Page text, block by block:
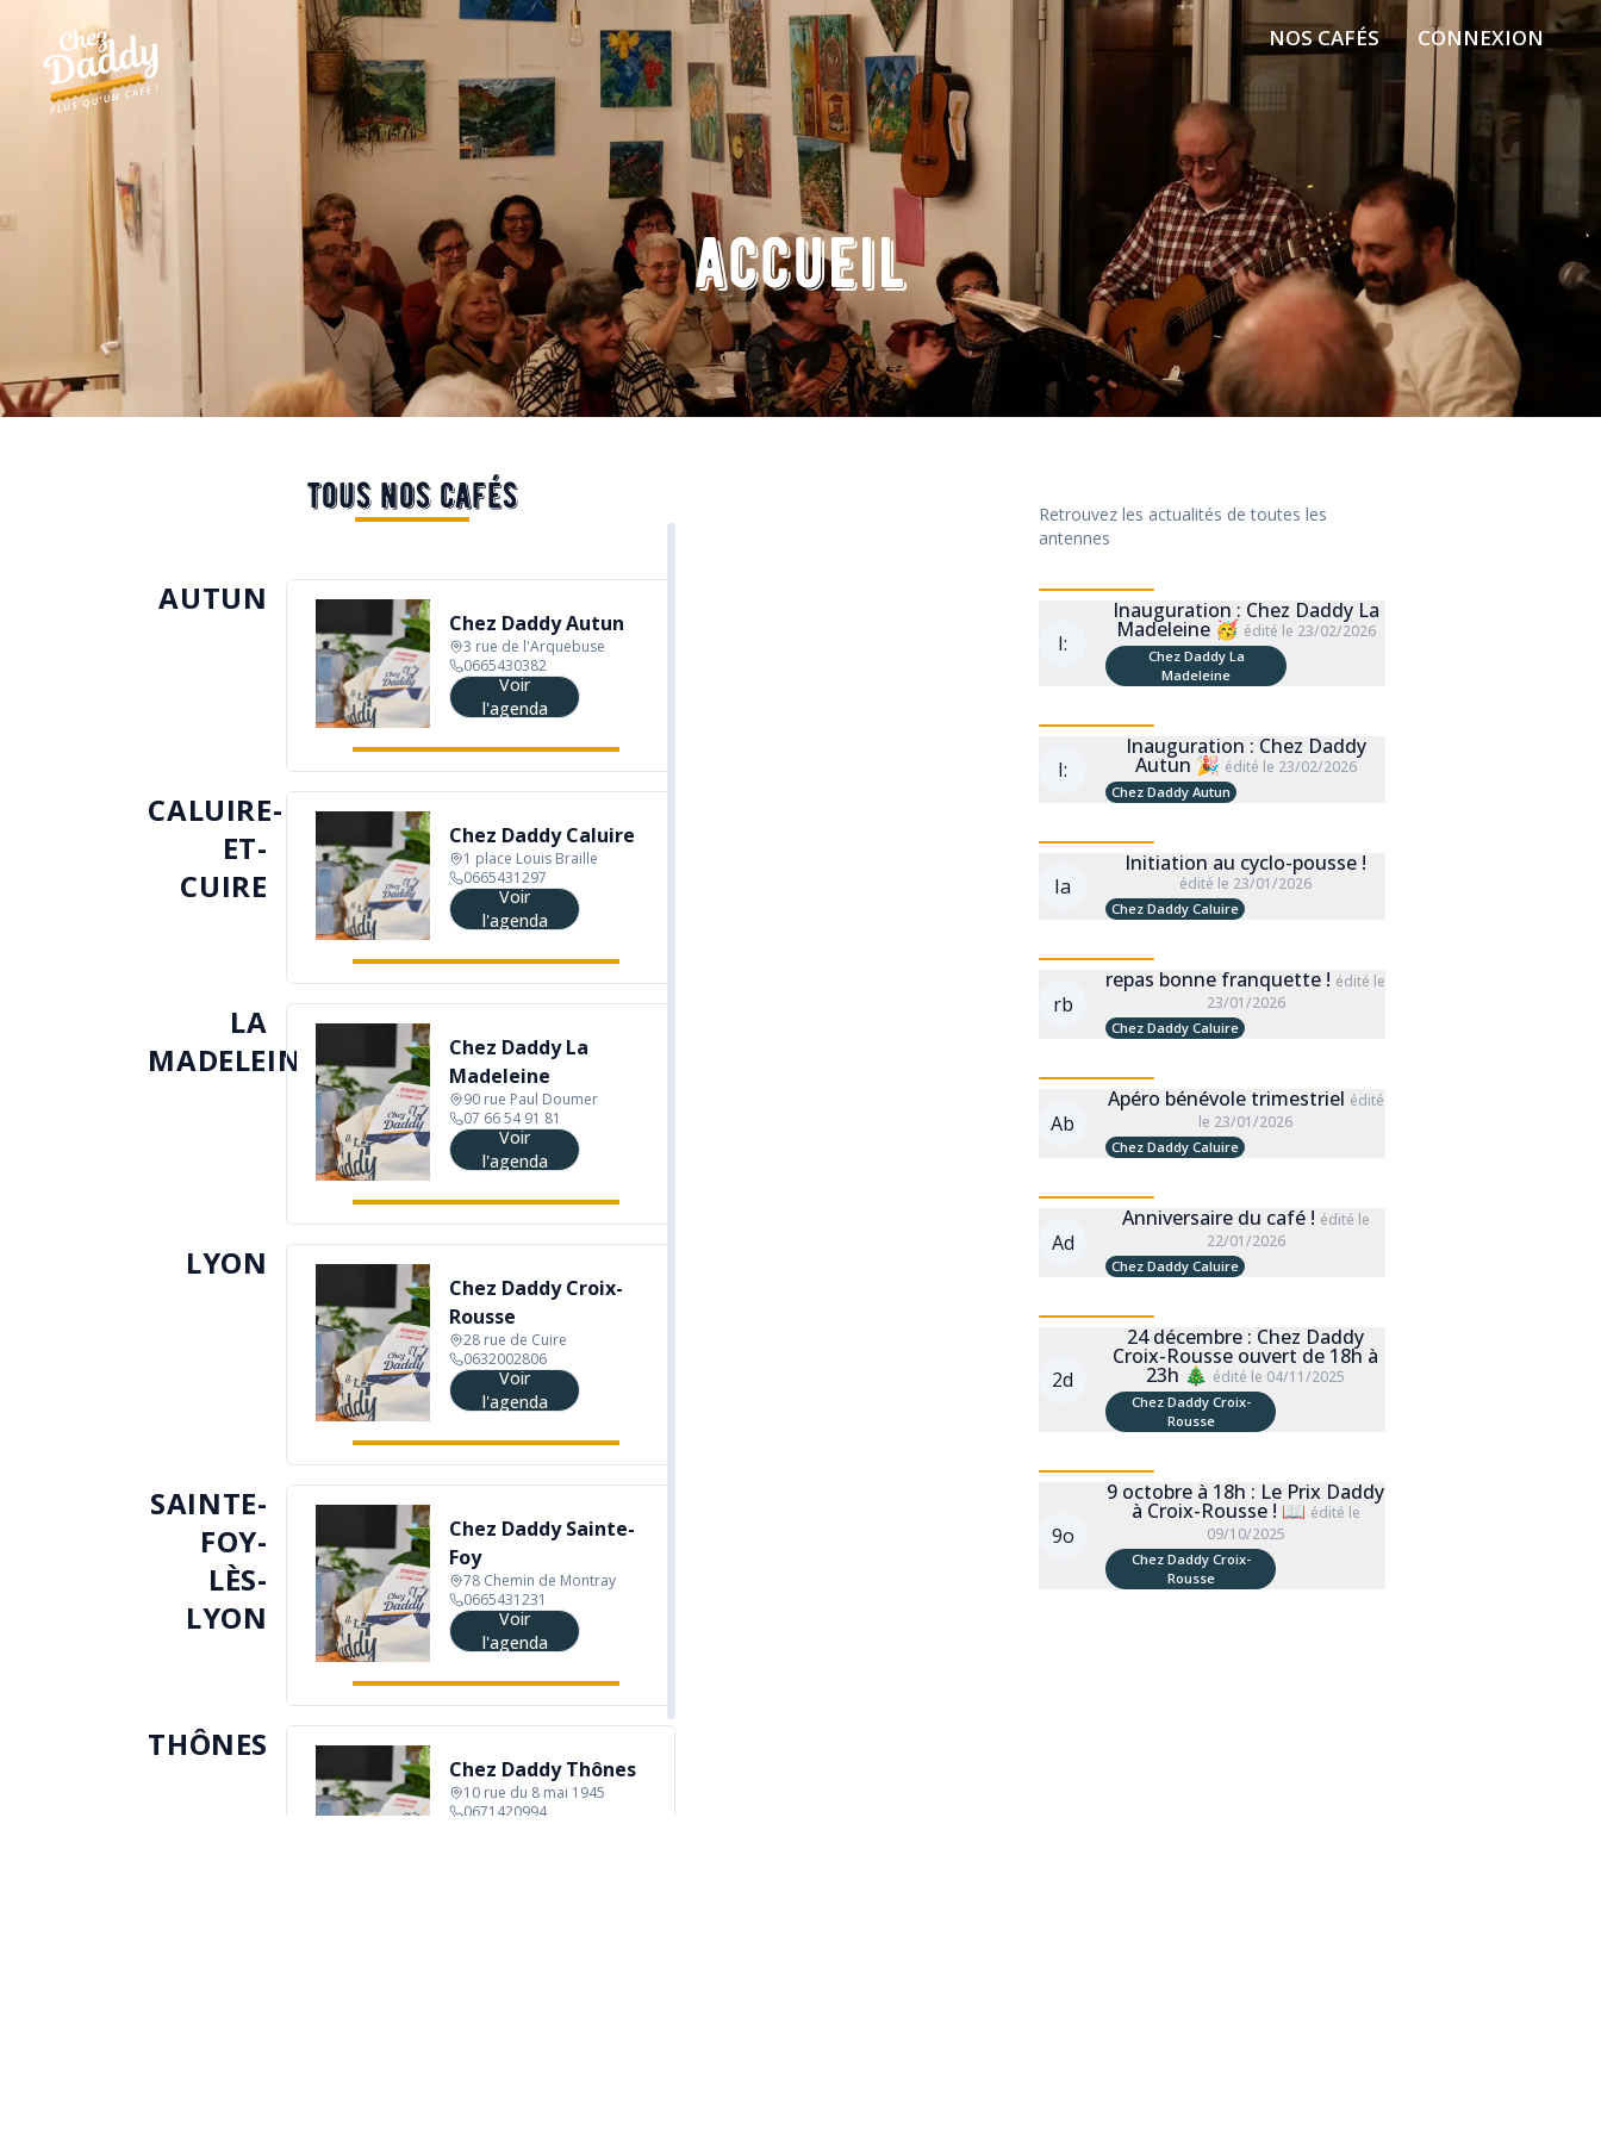
NOS CAFÉS CONNEXION
accueil
tous nos cafés
AUTUN
Chez Daddy Autun
3 rue de l'Arquebuse
0665430382
Voir
l'agenda
CALUIRE-
ET-
CUIRE
Chez Daddy Caluire
1 place Louis Braille
0665431297
Voir
l'agenda
LA
MADELEINE
Chez Daddy La
Madeleine
90 rue Paul Doumer
07 66 54 91 81
Voir
l'agenda
LYON
Chez Daddy Croix-
Rousse
28 rue de Cuire
0632002806
Voir
l'agenda
SAINTE-
FOY-
LÈS-
LYON
Chez Daddy Sainte-
Foy
78 Chemin de Montray
0665431231
Voir
l'agenda
THÔNES
Chez Daddy Thônes
10 rue du 8 mai 1945
0671420994
Retrouvez les actualités de toutes les
antennes
I:
Inauguration : Chez Daddy La
Madeleine 🥳 édité le 23/02/2026
Chez Daddy La
Madeleine
I:
Inauguration : Chez Daddy
Autun 🎉 édité le 23/02/2026
Chez Daddy Autun
Ia
Initiation au cyclo-pousse !
édité le 23/01/2026
Chez Daddy Caluire
rb
repas bonne franquette ! édité le
23/01/2026
Chez Daddy Caluire
Ab
Apéro bénévole trimestriel édité
le 23/01/2026
Chez Daddy Caluire
Ad
Anniversaire du café ! édité le
22/01/2026
Chez Daddy Caluire
2d
24 décembre : Chez Daddy
Croix-Rousse ouvert de 18h à
23h 🎄 édité le 04/11/2025
Chez Daddy Croix-
Rousse
9o
9 octobre à 18h : Le Prix Daddy
à Croix-Rousse ! 📖 édité le
09/10/2025
Chez Daddy Croix-
Rousse